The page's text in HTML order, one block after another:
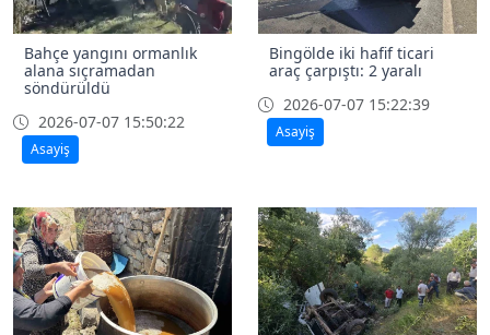
Bahçe yangını ormanlık
alana sıçramadan
söndürüldü
2026-07-07 15:50:22
Asayiş
Bingölde iki hafif ticari
araç çarpıştı: 2 yaralı
2026-07-07 15:22:39
Asayiş